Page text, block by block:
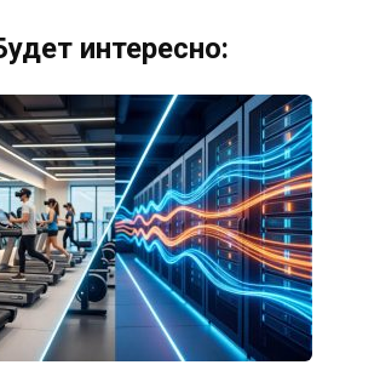
интересно: